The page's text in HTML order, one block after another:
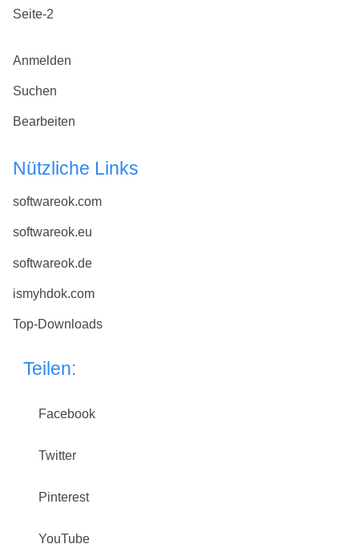
Seite-2
Anmelden
Suchen
Bearbeiten
Nützliche Links
softwareok.com
softwareok.eu
softwareok.de
ismyhdok.com
Top-Downloads
Teilen:
Facebook
Twitter
Pinterest
YouTube